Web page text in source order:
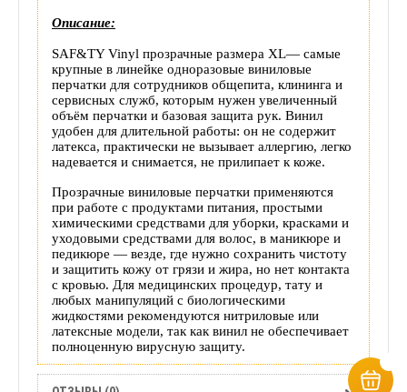
Описание:
SAF&TY Vinyl прозрачные размера XL— самые
крупные в линейке одноразовые виниловые
перчатки для сотрудников общепита, клининга и
сервисных служб, которым нужен увеличенный
объём перчатки и базовая защита рук. Винил
удобен для длительной работы: он не содержит
латекса, практически не вызывает аллергию, легко
надевается и снимается, не прилипает к коже.
Прозрачные виниловые перчатки применяются
при работе с продуктами питания, простыми
химическими средствами для уборки, красками и
уходовыми средствами для волос, в маникюре и
педикюре — везде, где нужно сохранить чистоту
и защитить кожу от грязи и жира, но нет контакта
с кровью. Для медицинских процедур, тату и
любых манипуляций с биологическими
жидкостями рекомендуются нитриловые или
латексные модели, так как винил не обеспечивает
полноценную вирусную защиту.